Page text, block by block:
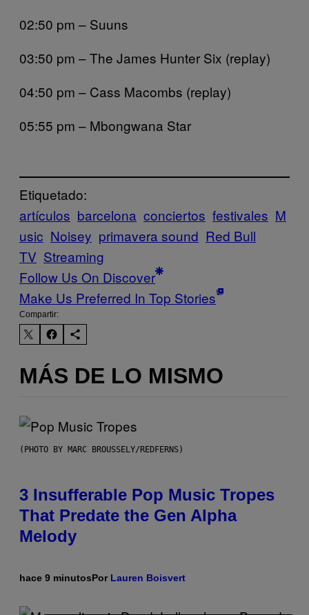
02:50 pm – Suuns
03:50 pm – The James Hunter Six (replay)
04:50 pm – Cass Macombs (replay)
05:55 pm – Mbongwana Star
Etiquetado:
artículos barcelona conciertos festivales M
usic Noisey primavera sound Red Bull
TV Streaming
Follow Us On Discover
Make Us Preferred In Top Stories
Compartir:
MÁS DE LO MISMO
(PHOTO BY MARC BROUSSELY/REDFERNS)
3 Insufferable Pop Music Tropes
That Predate the Gen Alpha
Melody
hace 9 minutosPor Lauren Boisvert